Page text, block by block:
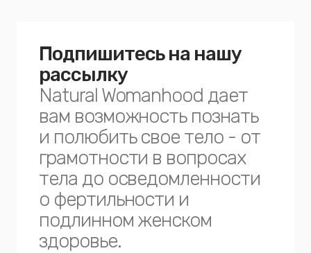
Подпишитесь на нашу
рассылку
Natural Womanhood дает
вам возможность познать
и полюбить свое тело - от
грамотности в вопросах
тела до осведомленности
о фертильности и
подлинном женском
здоровье.